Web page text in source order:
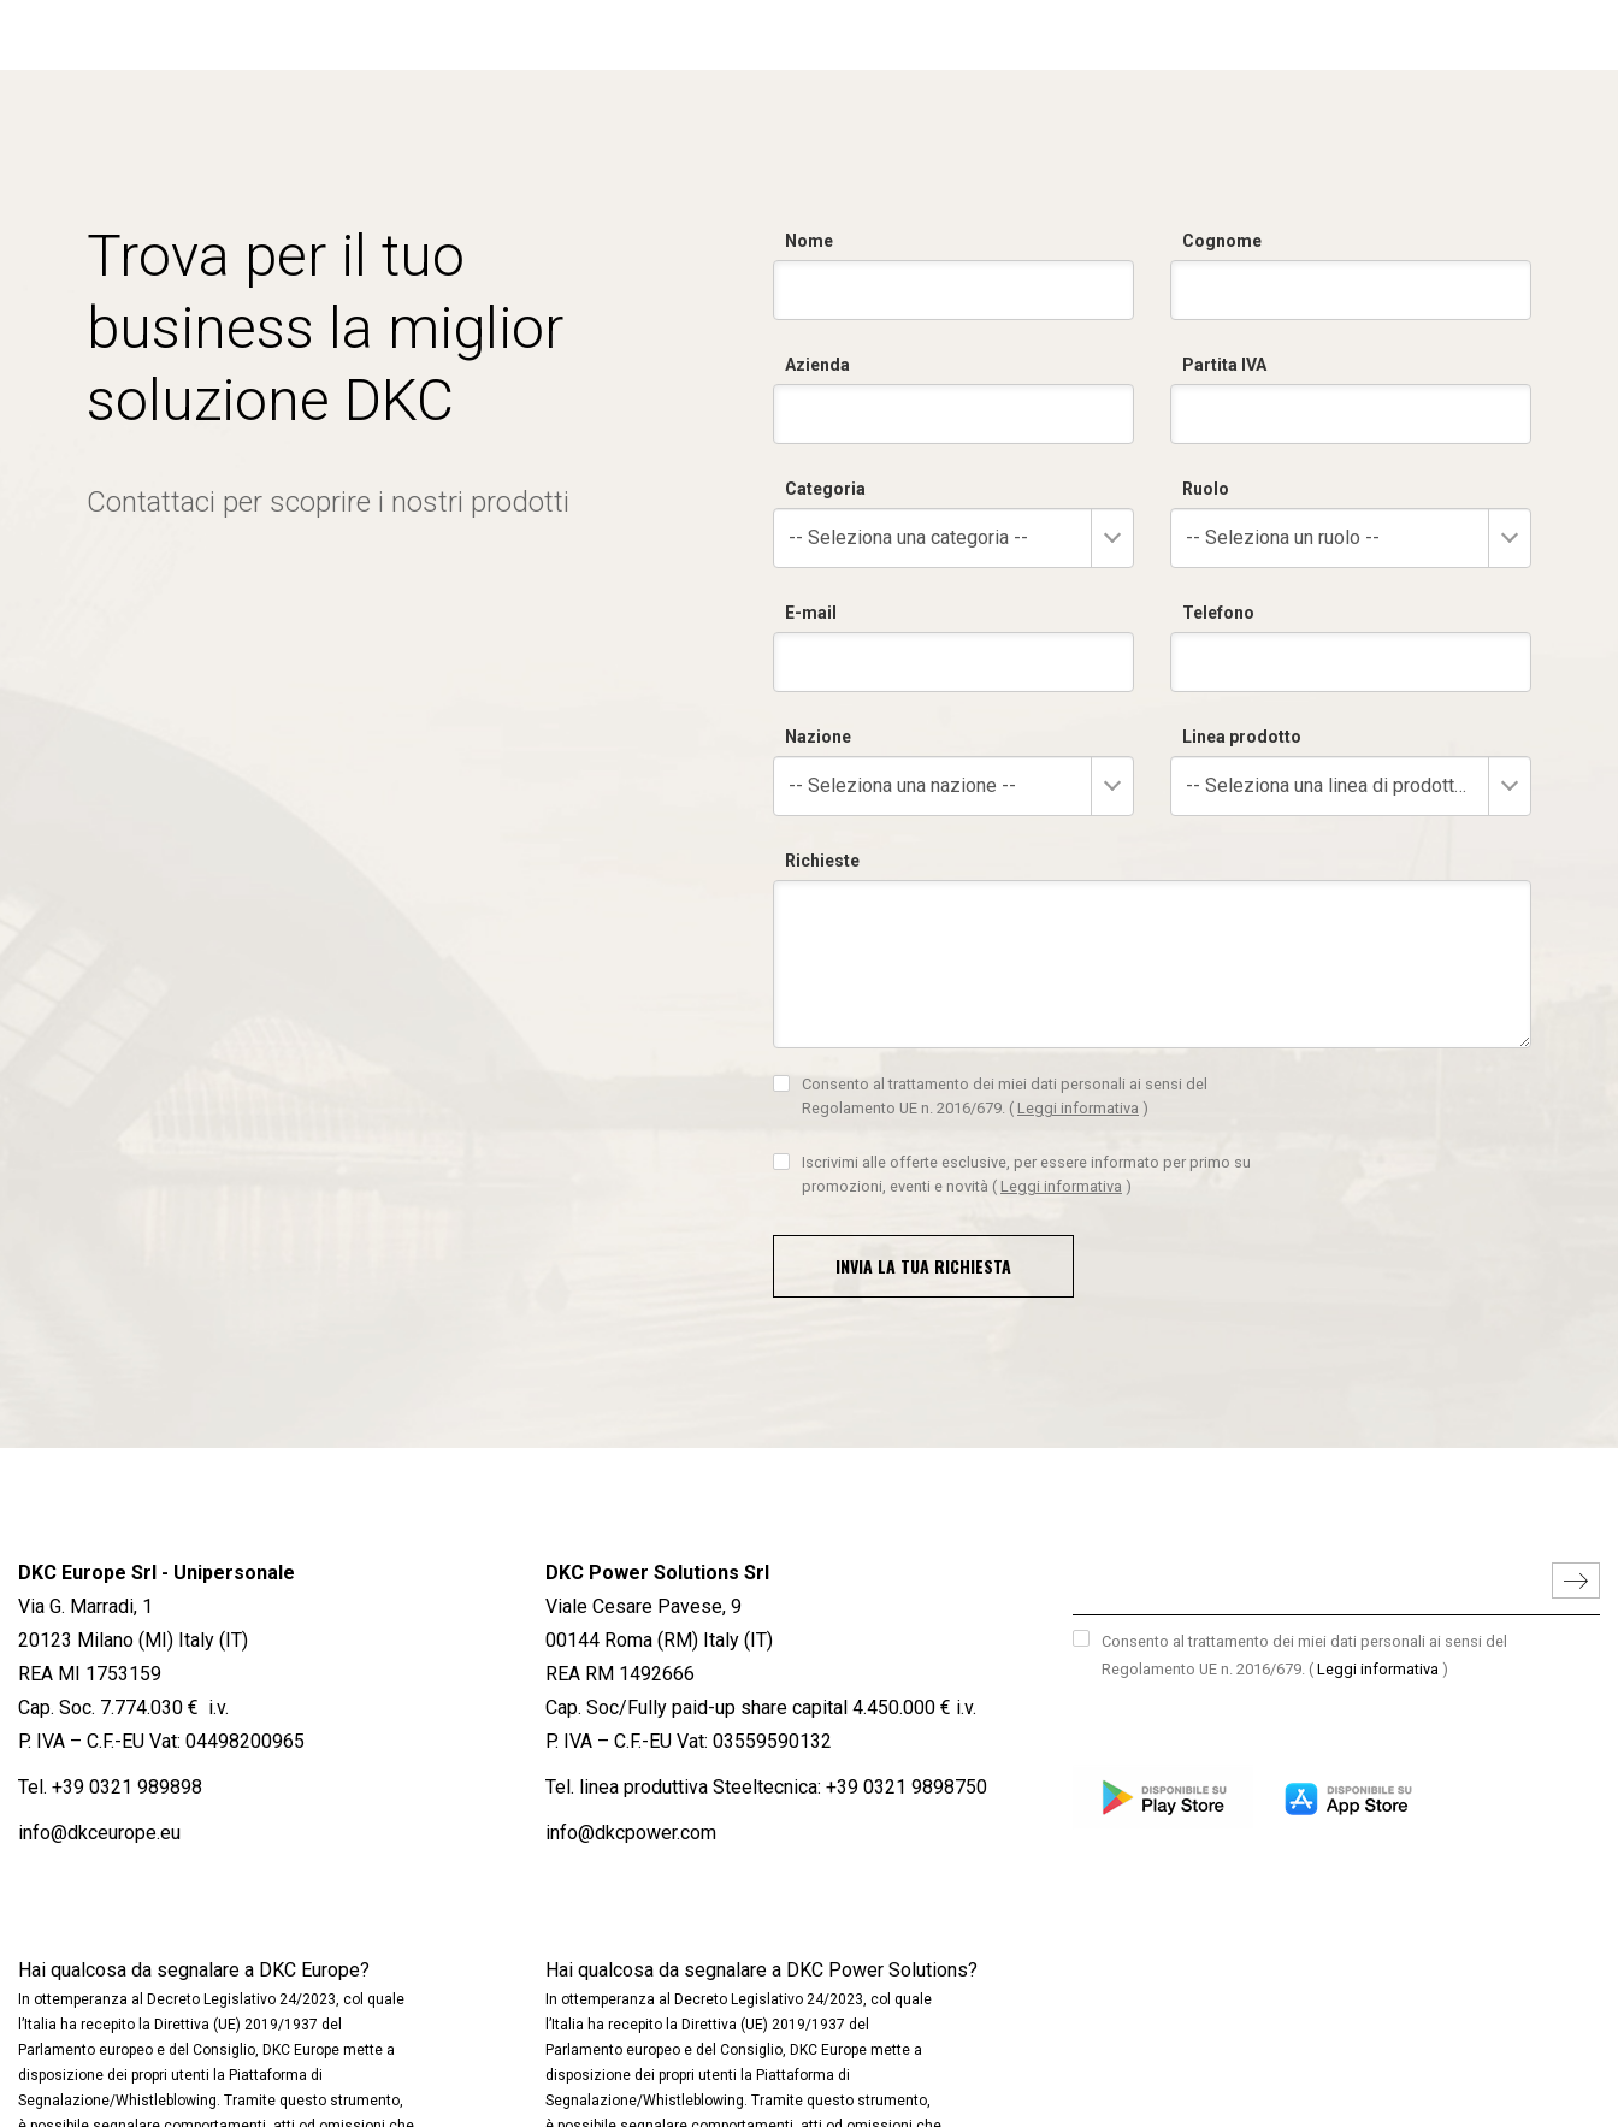
Trova per il tuo
business la miglior
soluzione DKC
Contattaci per scoprire i nostri prodotti
Nome Cognome
Azienda Partita IVA
Categoria
-- Seleziona una categoria --
Ruolo
-- Seleziona un ruolo --
E-mail Telefono
Nazione
-- Seleziona una nazione --
Linea prodotto
-- Seleziona una linea di prodotto --
Richieste
Consento al trattamento dei miei dati personali ai sensi del
Regolamento UE n. 2016/679. ( Leggi informativa )
Iscrivimi alle offerte esclusive, per essere informato per primo su
promozioni, eventi e novità ( Leggi informativa )
INVIA LA TUA RICHIESTA
DKC Europe Srl - Unipersonale
Via G. Marradi, 1
20123 Milano (MI) Italy (IT)
REA MI 1753159
Cap. Soc. 7.774.030 € i.v.
P. IVA – C.F.-EU Vat: 04498200965
Tel. +39 0321 989898
info@dkceurope.eu
Hai qualcosa da segnalare a DKC Europe?
In ottemperanza al Decreto Legislativo 24/2023, col quale
l’Italia ha recepito la Direttiva (UE) 2019/1937 del
Parlamento europeo e del Consiglio, DKC Europe mette a
disposizione dei propri utenti la Piattaforma di
Segnalazione/Whistleblowing. Tramite questo strumento,
DKC Power Solutions Srl
Viale Cesare Pavese, 9
00144 Roma (RM) Italy (IT)
REA RM 1492666
Cap. Soc/Fully paid-up share capital 4.450.000 € i.v.
P. IVA – C.F.-EU Vat: 03559590132
Tel. linea produttiva Steeltecnica: +39 0321 9898750
info@dkcpower.com
Hai qualcosa da segnalare a DKC Power Solutions?
In ottemperanza al Decreto Legislativo 24/2023, col quale
l’Italia ha recepito la Direttiva (UE) 2019/1937 del
Parlamento europeo e del Consiglio, DKC Europe mette a
disposizione dei propri utenti la Piattaforma di
Segnalazione/Whistleblowing. Tramite questo strumento,
Consento al trattamento dei miei dati personali ai sensi del
Regolamento UE n. 2016/679. ( Leggi informativa )